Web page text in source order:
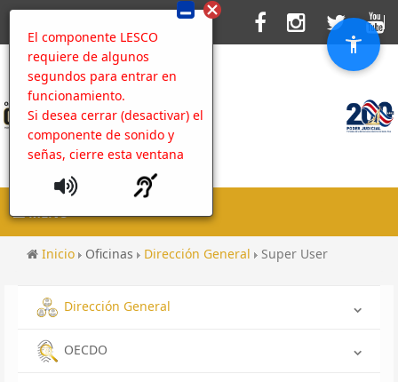
El componente LESCO
requiere de algunos
segundos para entrar en
funcionamiento.
Si desea cerrar (desactivar) el
componente de sonido y
señas, cierre esta ventana
MENU
Inicio Oficinas Dirección General Super User
Dirección General
OECDO